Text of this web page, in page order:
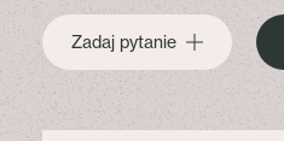
Zadaj pytanie